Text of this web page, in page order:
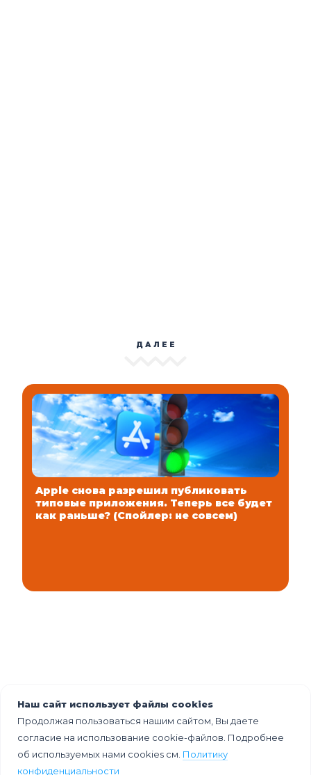
ДАЛЕЕ
Apple снова разрешил публиковать
типовые приложения. Теперь все будет
как раньше? (Спойлер: не совсем)
Наш сайт использует файлы cookies
Продолжая пользоваться нашим сайтом, Вы даете
согласие на использование cookie-файлов. Подробнее
об используемых нами cookies см. Политику
конфиденциальности